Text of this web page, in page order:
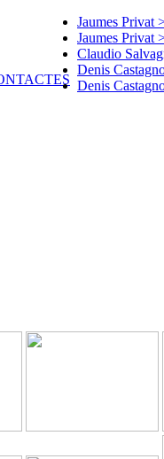
Jaumes Privat
Jaumes Privat
Claudio
Denis
Denis